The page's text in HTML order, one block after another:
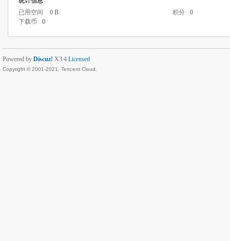
已用空间
0 B 积分
0
下载币
0
Powered by Discuz! X3.4 Licensed
Copyright © 2001-2021, Tencent Cloud.